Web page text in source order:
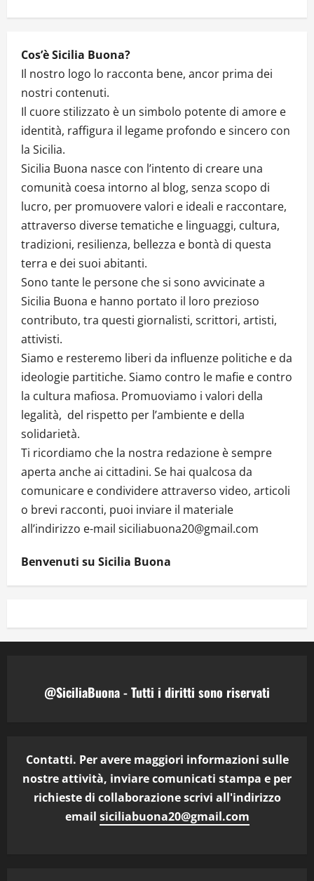
Cos’è Sicilia Buona?
Il nostro logo lo racconta bene, ancor prima dei
nostri contenuti.
Il cuore stilizzato è un simbolo potente di amore e
identità, raffigura il legame profondo e sincero con
la Sicilia.
Sicilia Buona nasce con l’intento di creare una
comunità coesa intorno al blog, senza scopo di
lucro, per promuovere valori e ideali e raccontare,
attraverso diverse tematiche e linguaggi, cultura,
tradizioni, resilienza, bellezza e bontà di questa
terra e dei suoi abitanti.
Sono tante le persone che si sono avvicinate a
Sicilia Buona e hanno portato il loro prezioso
contributo, tra questi giornalisti, scrittori, artisti,
attivisti.
Siamo e resteremo liberi da influenze politiche e da
ideologie partitiche. Siamo contro le mafie e contro
la cultura mafiosa. Promuoviamo i valori della
legalità, del rispetto per l’ambiente e della
solidarietà.
Ti ricordiamo che la nostra redazione è sempre
aperta anche ai cittadini. Se hai qualcosa da
comunicare e condividere attraverso video, articoli
o brevi racconti, puoi inviare il materiale
all’indirizzo e-mail siciliabuona20@gmail.com
Benvenuti su Sicilia Buona
@SiciliaBuona - Tutti i diritti sono riservati
Contatti. Per avere maggiori informazioni sulle
nostre attività, inviare comunicati stampa e per
richieste di collaborazione scrivi all'indirizzo
email siciliabuona20@gmail.com